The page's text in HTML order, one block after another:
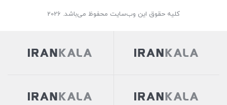
کلیه حقوق این وب‌سایت محفوظ می‌باشد. 2026